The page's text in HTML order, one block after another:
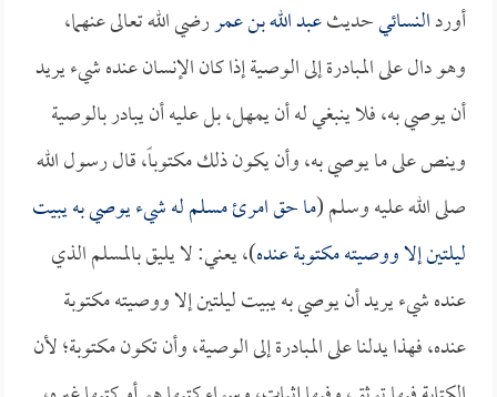
أوردالنسائيحديثعبد الله بن عمررضي الله تعالى عنهما،
وهو دال على المبادرة إلى الوصية إذا كان الإنسان عنده شيء يريد
أن يوصي به، فلا ينبغي له أن يمهل، بل عليه أن يبادر بالوصية
وينص على ما يوصي به، وأن يكون ذلك مكتوباً، قال رسول الله
صلى الله عليه وسلم (ما حق امرئ مسلم له شيء يوصي به يبيت
ليلتين إلا ووصيته مكتوبة عنده)، يعني: لا يليق بالمسلم الذي
عنده شيء يريد أن يوصي به يبيت ليلتين إلا ووصيته مكتوبة
عنده، فهذا يدلنا على المبادرة إلى الوصية، وأن تكون مكتوبة؛ لأن